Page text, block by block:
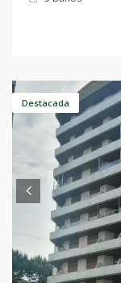
Destacada
Anterior